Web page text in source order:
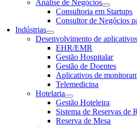
Análise de Negócios
Consultoria em Startups
Consultor de Negócios
Indústrias
Desenvolvimento de
EHR/EMR
Gestão Hospitalar
Gestão de Doentes
Aplicativos de
Telemedicina
Hotelaria
Gestão Hoteleira
Sistema de Reservas de
Reserva de Mesa